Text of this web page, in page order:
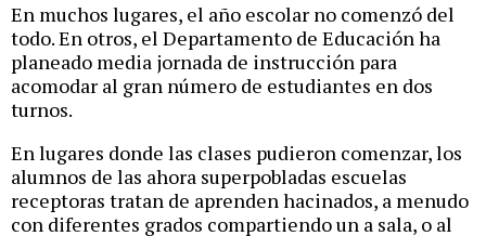
En muchos lugares, el año escolar no comenzó del
todo. En otros, el Departamento de Educación ha
planeado media jornada de instrucción para
acomodar al gran número de estudiantes en dos
turnos.
En lugares donde las clases pudieron comenzar, los
alumnos de las ahora superpobladas escuelas
receptoras tratan de aprenden hacinados, a menudo
con diferentes grados compartiendo un a sala, o al